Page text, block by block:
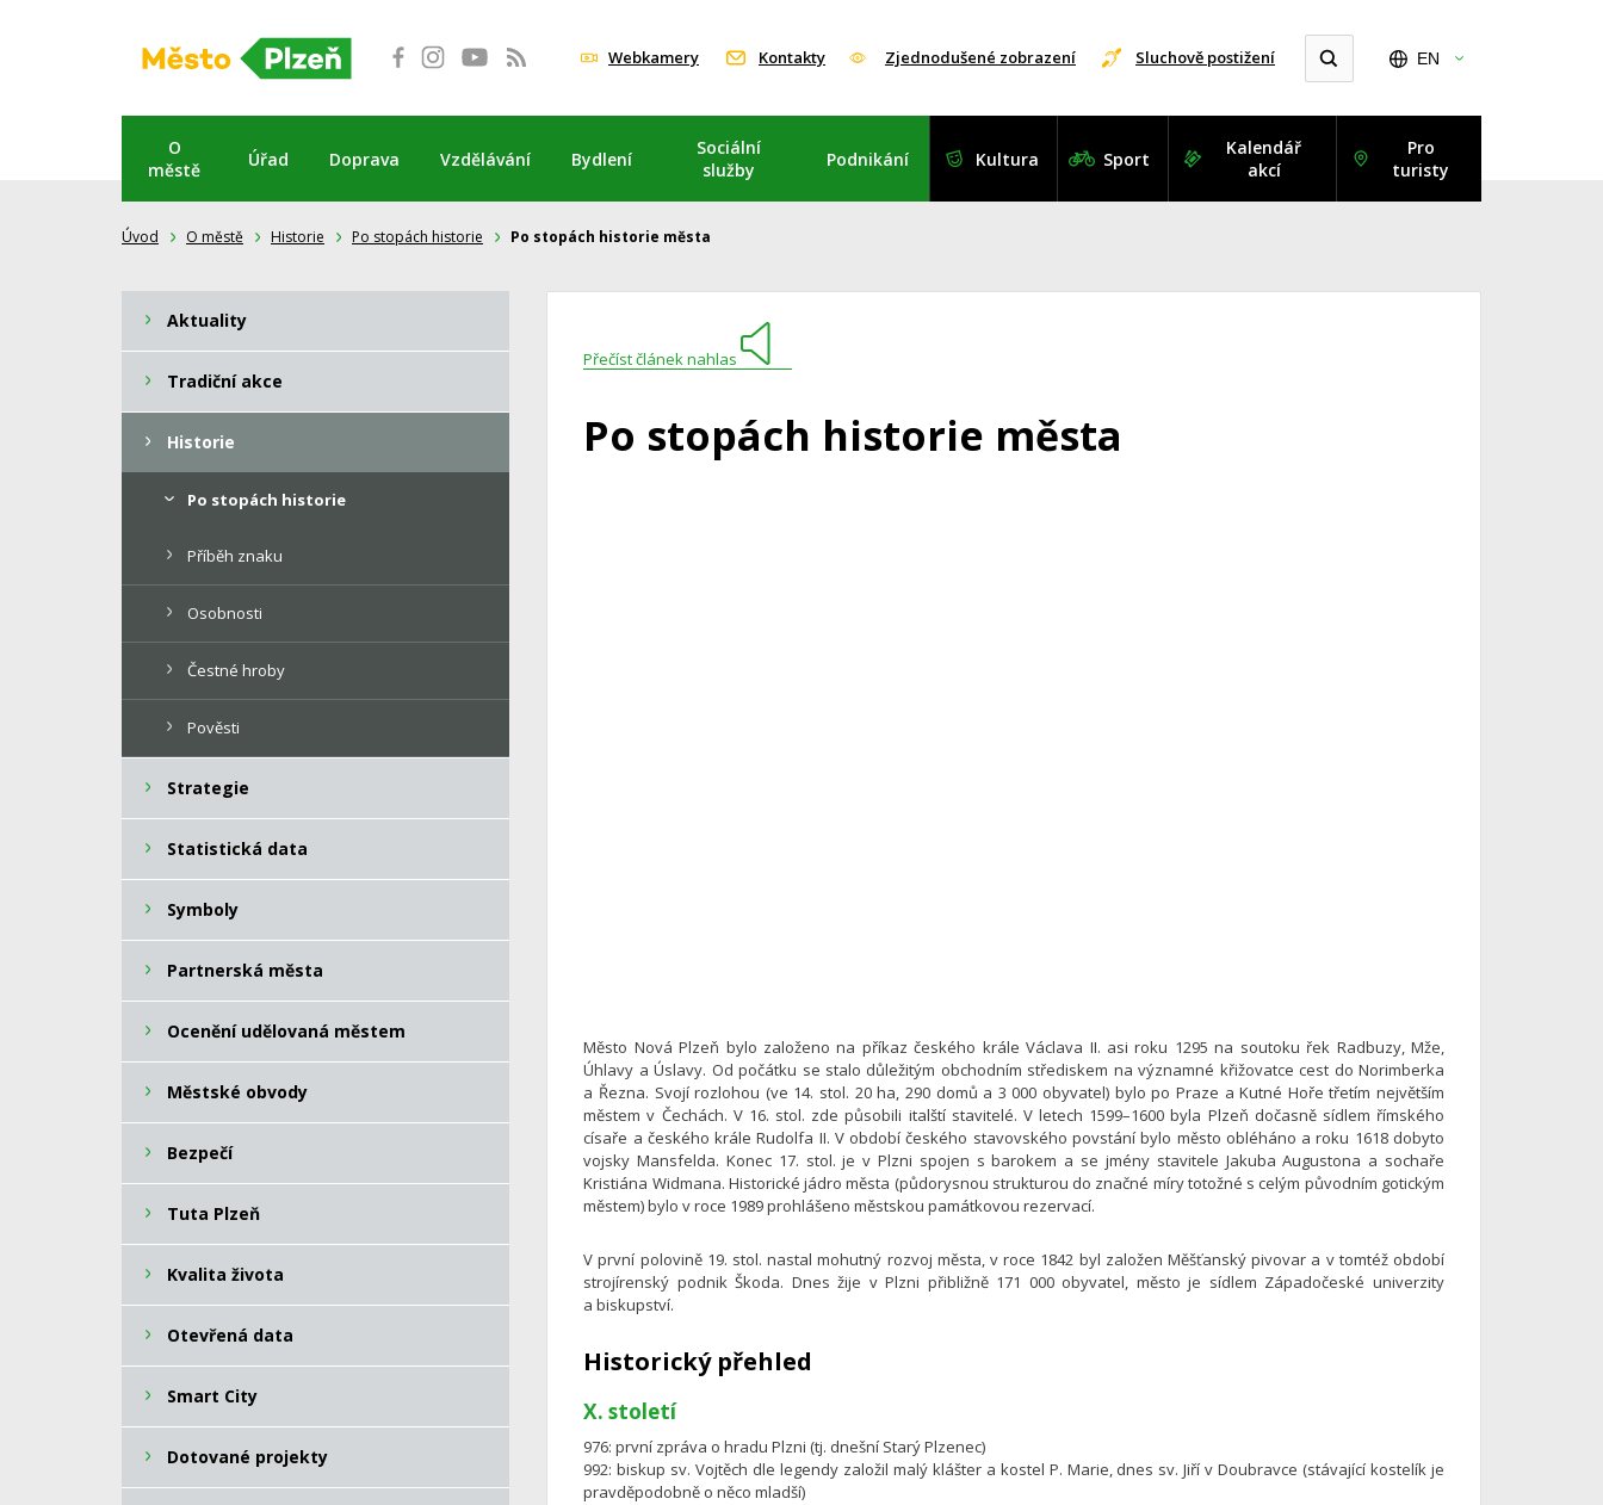
Webkamery Kontakty Zjednodušené zobrazení Sluchově postižení EN
O
městě
Úřad Doprava Vzdělávání Bydlení
Sociální
služby
Podnikání Kultura Sport
Kalendář
akcí
Pro
turisty
Úvod O městě Historie Po stopách historie Po stopách historie města
Přečíst článek nahlas
Po stopách historie města
Město Nová Plzeň bylo založeno na příkaz českého krále Václava II. asi roku 1295 na soutoku řek Radbuzy, Mže,
Úhlavy a Úslavy. Od počátku se stalo důležitým obchodním střediskem na významné křižovatce cest do Norimberka
a Řezna. Svojí rozlohou (ve 14. stol. 20 ha, 290 domů a 3 000 obyvatel) bylo po Praze a Kutné Hoře třetím největším
městem v Čechách. V 16. stol. zde působili italští stavitelé. V letech 1599–1600 byla Plzeň dočasně sídlem římského
císaře a českého krále Rudolfa II. V období českého stavovského povstání bylo město obléháno a roku 1618 dobyto
vojsky Mansfelda. Konec 17. stol. je v Plzni spojen s barokem a se jmény stavitele Jakuba Augustona a sochaře
Kristiána Widmana. Historické jádro města (půdorysnou strukturou do značné míry totožné s celým původním gotickým
městem) bylo v roce 1989 prohlášeno městskou památkovou rezervací.
V první polovině 19. stol. nastal mohutný rozvoj města, v roce 1842 byl založen Měšťanský pivovar a v tomtéž období
strojírenský podnik Škoda. Dnes žije v Plzni přibližně 171 000 obyvatel, město je sídlem Západočeské univerzity
a biskupství.
Historický přehled
X. století
976: první zpráva o hradu Plzni (tj. dnešní Starý Plzenec)
992: biskup sv. Vojtěch dle legendy založil malý klášter a kostel P. Marie, dnes sv. Jiří v Doubravce (stávající kostelík je
pravděpodobně o něco mladší)
Aktuality
Tradiční akce
Historie
Po stopách historie
Příběh znaku
Osobnosti
Čestné hroby
Pověsti
Strategie
Statistická data
Symboly
Partnerská města
Ocenění udělovaná městem
Městské obvody
Bezpečí
Tuta Plzeň
Kvalita života
Otevřená data
Smart City
Dotované projekty